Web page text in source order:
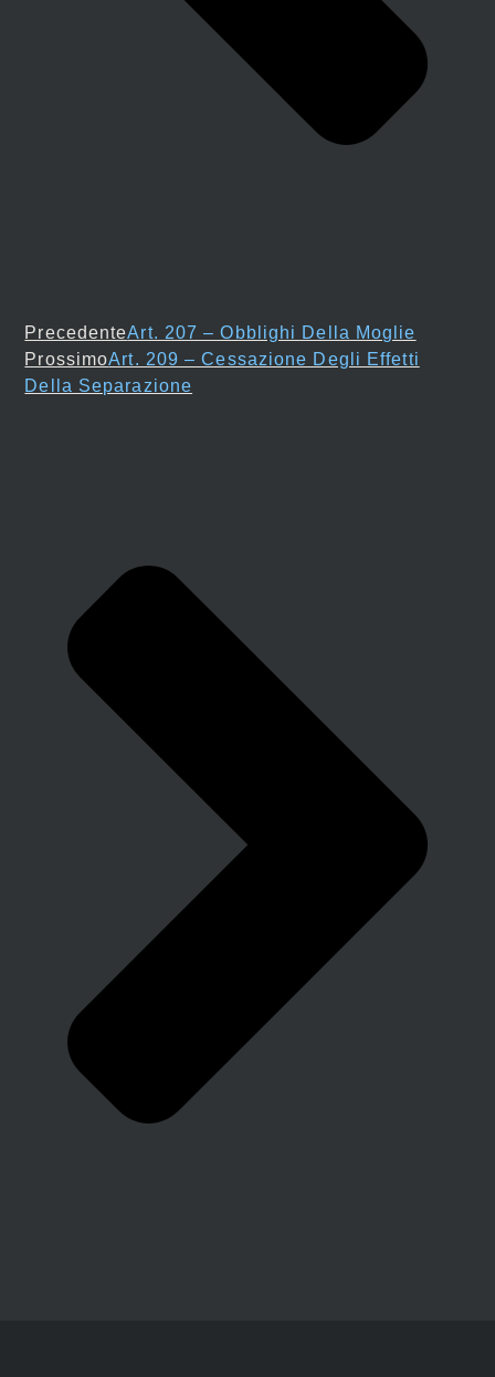
PrecedenteArt. 207 – Obblighi Della Moglie
ProssimoArt. 209 – Cessazione Degli Effetti
Della Separazione